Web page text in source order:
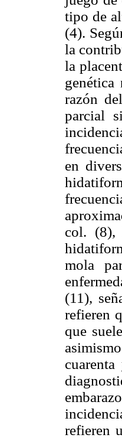
tipo de
(4).
la
la
genética
razón
parcial
en
col. (8),
mola
(11),
refieren
que
refieren